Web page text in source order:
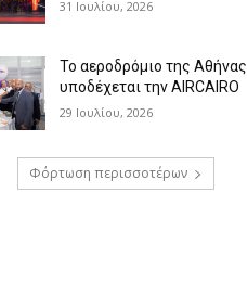
31 Ιουλίου, 2026
Το αεροδρόμιο της Αθήνας
υποδέχεται την AIRCAIRO
29 Ιουλίου, 2026
Φόρτωση περισσοτέρων